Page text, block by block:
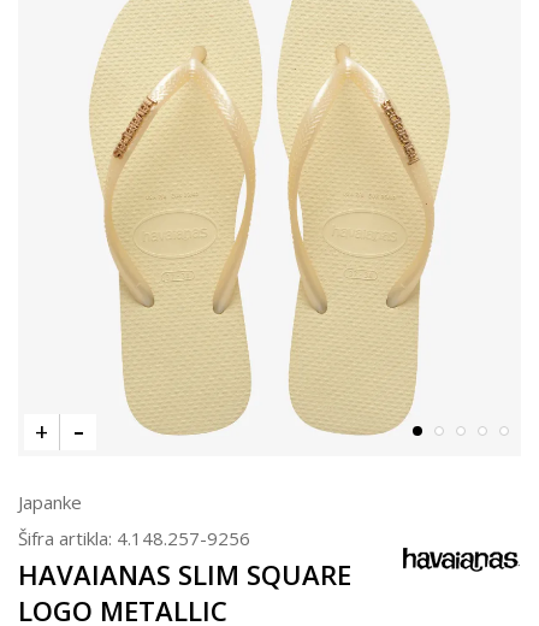
Japanke
Šifra artikla: 4.148.257-9256
HAVAIANAS SLIM SQUARE
LOGO METALLIC